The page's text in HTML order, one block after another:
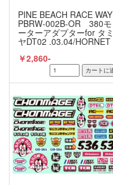
PINE BEACH RACE WAY
PBRW-002B-OR 380モ
ーターアダプターfor タミ
ヤDT02 .03.04/HORNET
SERIES オレンジ
￥2,860-